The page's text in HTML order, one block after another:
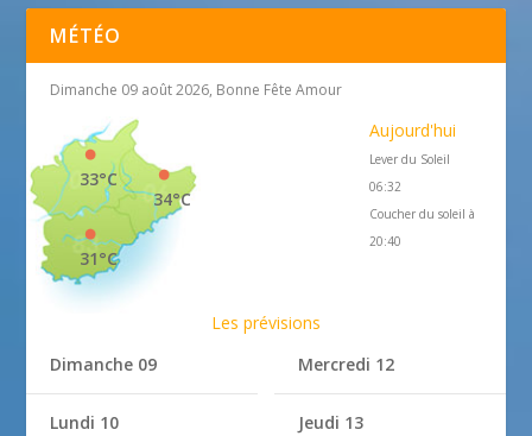
MÉTÉO
Dimanche 09 août 2026, Bonne Fête Amour
34°C
33°C
31°C
Aujourd'hui
Lever du Soleil
06:32
Coucher du soleil à
20:40
Les prévisions
Dimanche 09
Lundi 10
Mercredi 12
Jeudi 13